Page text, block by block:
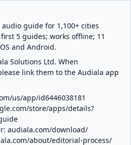
guide for 1,100+ cities
5 guides; works offline; 11
and Android.
Solutions Ltd. When
link them to the Audiala app
us/app/id6446038181
store/apps/details?
audiala.com/download/
about/editorial-process/